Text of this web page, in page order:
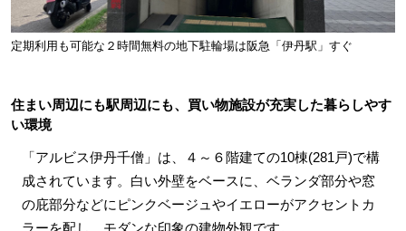
定期利用も可能な２時間無料の地下駐輪場は阪急「伊丹駅」すぐ
住まい周辺にも駅周辺にも、買い物施設が充実した暮らしやす
い環境
「アルビス伊丹千僧」は、４～６階建ての10棟(281戸)で構
成されています。白い外壁をベースに、ベランダ部分や窓
の庇部分などにピンクベージュやイエローがアクセントカ
ラーを配し、モダンな印象の建物外観です。